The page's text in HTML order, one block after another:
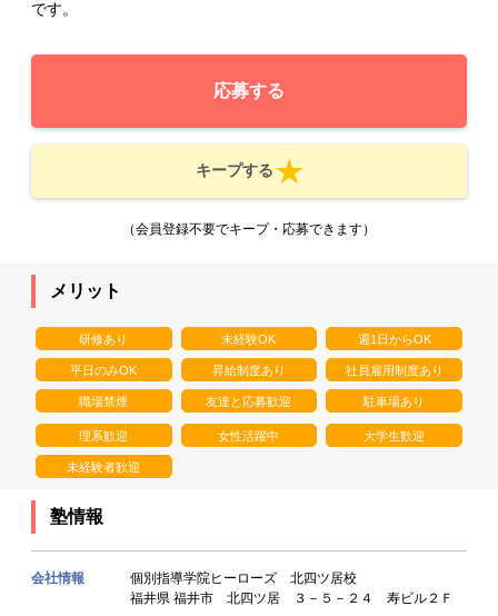
です。
応募する
キープする
（会員登録不要でキープ・応募できます）
メリット
研修あり 未経験OK 週1日からOK
平日のみOK 昇給制度あり 社員雇用制度あり
職場禁煙 友達と応募歓迎 駐車場あり
理系歓迎 女性活躍中 大学生歓迎
未経験者歓迎
塾情報
会社情報
個別指導学院ヒーローズ 北四ツ居校
福井県 福井市 北四ツ居 ３－５－２４ 寿ビル２Ｆ